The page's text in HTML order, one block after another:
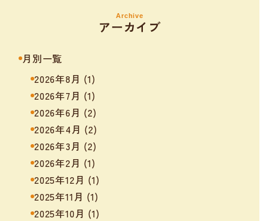
Archive
アーカイブ
月別一覧
2026年8月 (1)
2026年7月 (1)
2026年6月 (2)
2026年4月 (2)
2026年3月 (2)
2026年2月 (1)
2025年12月 (1)
2025年11月 (1)
2025年10月 (1)